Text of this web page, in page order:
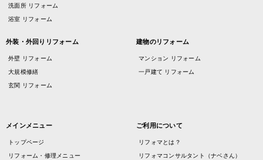
洗面所 リフォーム
浴室 リフォーム
外装・外回りリフォーム
外壁 リフォーム
大規模修繕
玄関 リフォーム
建物のリフォーム
マンション リフォーム
一戸建て リフォーム
メインメニュー
トップページ
リフォーム・修理メニュー
ご利用について
リフォマとは？
リフォマコンサルタント（ナベさん）